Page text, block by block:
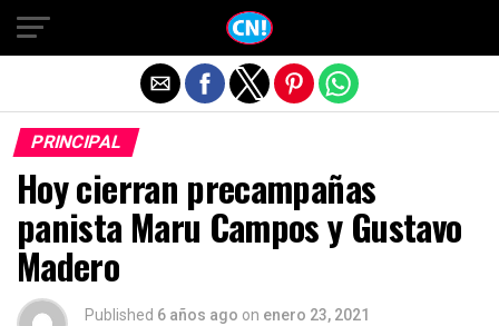
PRINCIPAL
Hoy cierran precampañas
panista Maru Campos y Gustavo
Madero
Published 6 años ago on enero 23, 2021
Salir de la versión móvil